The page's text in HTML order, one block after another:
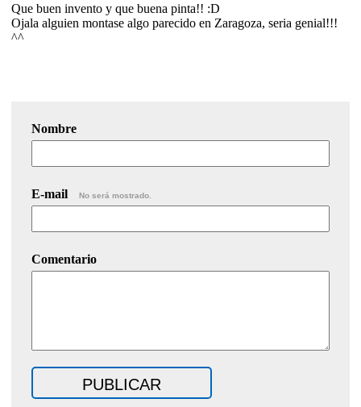
Que buen invento y que buena pinta!! :D
Ojala alguien montase algo parecido en Zaragoza, seria genial!!!
^^
Nombre
E-mail No será mostrado.
Comentario